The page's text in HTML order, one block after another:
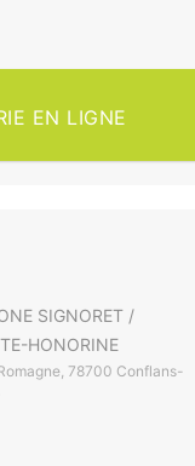
EN LIGNE
SIGNORET /
HONORINE
78700 Conflans-